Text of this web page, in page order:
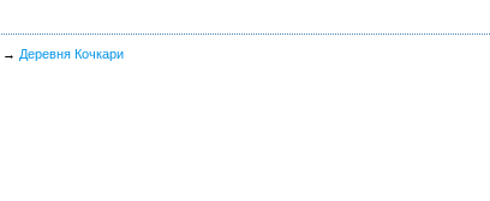
→ Деревня Кочкари